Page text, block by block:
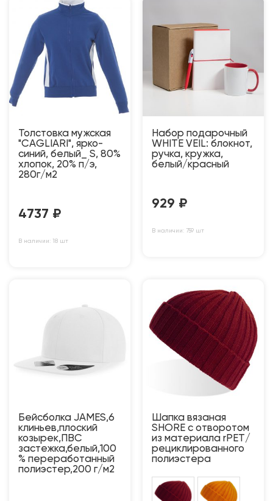
Толстовка мужская
"CAGLIARI", ярко-
синий, белый_ S, 80%
хлопок, 20% п/э,
280г/м2
4737 ₽
В наличии: 18 шт
Набор подарочный
WHITE VEIL: блокнот,
ручка, кружка,
белый/красный
929 ₽
В наличии: 759 шт
Бейсболка JAMES,6
клиньев,плоский
козырек,ПВС
застежка,белый,100
% переработанный
полиэстер,200 г/м2
Шапка вязаная
SHORE с отворотом
из материала rPET/
рециклированного
полиэстера